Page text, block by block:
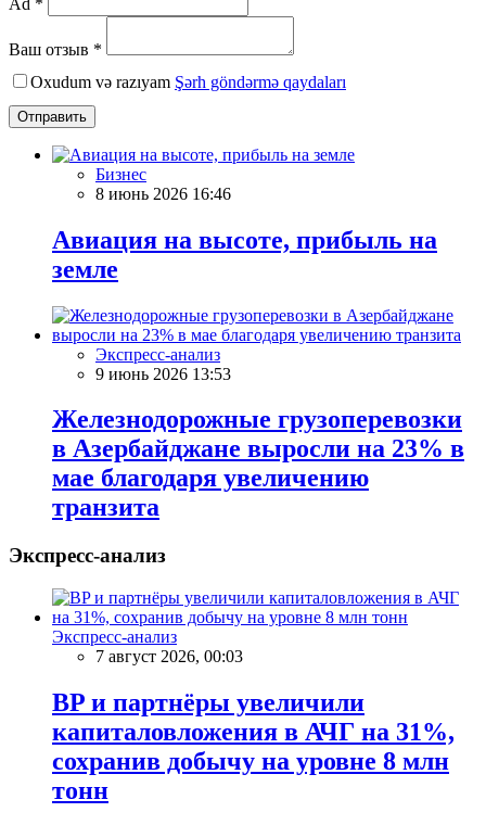
Ваш отзыв *
Oxudum və razıyam Şərh göndərmə qaydaları
Отправить
Бизнес
8 июнь 2026 16:46
Авиация на высоте, прибыль на
земле
Экспресс-анализ
9 июнь 2026 13:53
Железнодорожные грузоперевозки
в Азербайджане выросли на 23% в
мае благодаря увеличению
транзита
Экспресс-анализ
Экспресс-анализ
7 август 2026, 00:03
BP и партнёры увеличили
капиталовложения в АЧГ на 31%,
сохранив добычу на уровне 8 млн
тонн